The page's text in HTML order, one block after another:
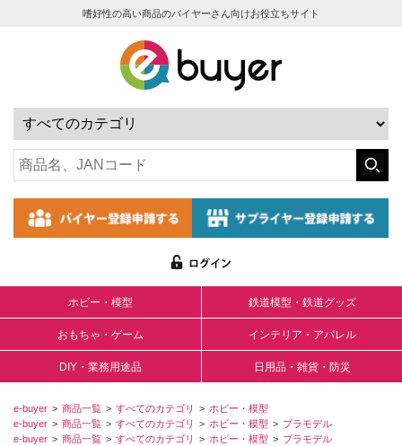
嗜好性の高い商品のバイヤーさん向けお役立ちサイト
ホビー・模型 鉄道模型・鉄道グッズ
おもちゃ・ゲーム インテリア・アパレル
DIY・業務用途品 日用品・雑貨・防災
e-buyer 商品一覧 すべてのカテゴリ
ホビー・模型
e-buyer
商品一覧 すべてのカテゴリ ホビー・模型
プラモデル
e-buyer
商品一覧 すべてのカテゴリ ホビー・模型
プラモデル